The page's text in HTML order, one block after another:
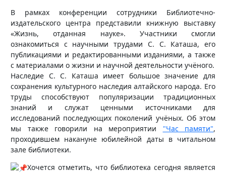
В рамках конференции сотрудники Библиотечно-
издательского центра представили книжную выставку
«Жизнь, отданная науке». Участники смогли
ознакомиться с научными трудами С. С. Каташа, его
публикациями и редактированными изданиями, а также
с материалами о жизни и научной деятельности учёного.
Наследие С. С. Каташа имеет большое значение для
сохранения культурного наследия алтайского народа. Его
труды способствуют популяризации традиционных
знаний и служат ценными источниками для
исследований последующих поколений учёных. Об этом
мы также говорили на мероприятии "Час памяти",
проходившем накануне юбилейной даты в читальном
зале библиотеки.
Хочется отметить, что библиотека сегодня является